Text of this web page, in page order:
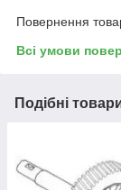
Повернення
Всі умови
Подібні